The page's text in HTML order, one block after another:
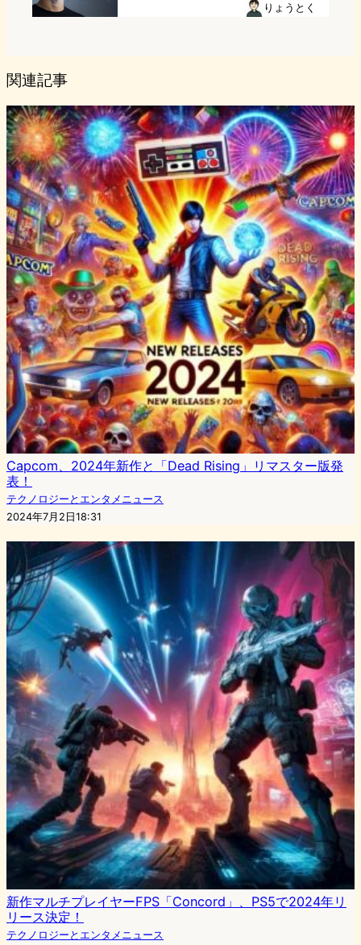
りょうとく
関連記事
Capcom、2024年新作と「Dead Rising」リマスター版発
表！
テクノロジーとエンタメニュース
2024年7月2日18:31
新作マルチプレイヤーFPS「Concord」、PS5で2024年リ
リース決定！
テクノロジーとエンタメニュース